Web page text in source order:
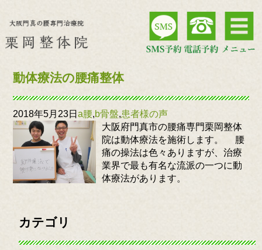
動体療法の腰痛整体
2018年5月23日 a腰,b骨盤,患者様の声
大阪府門真市の腰痛専門栗岡整体
院は動体療法を施術します。 腰
痛の操法は色々ありますが、治療
業界で最も有名な流派の一つに動
体療法があります。
カテゴリ